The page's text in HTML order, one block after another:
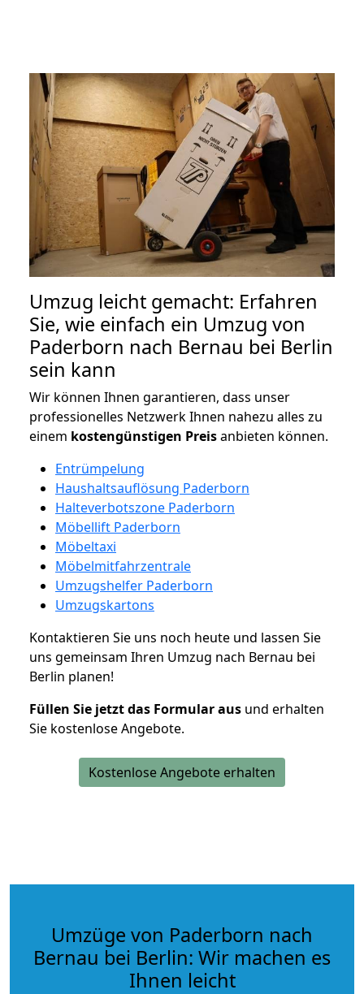
Umzug leicht gemacht: Erfahren
Sie, wie einfach ein Umzug von
Paderborn nach Bernau bei Berlin
sein kann
Wir können Ihnen garantieren, dass unser
professionelles Netzwerk Ihnen nahezu alles zu
einem kostengünstigen Preisanbieten können.
Entrümpelung
Haushaltsauflösung Paderborn
Halteverbotszone Paderborn
Möbellift Paderborn
Möbeltaxi
Möbelmitfahrzentrale
Umzugshelfer Paderborn
Umzugskartons
Kontaktieren Sie uns noch heute und lassen Sie
uns gemeinsam Ihren Umzug nach Bernau bei
Berlin planen!
Füllen Sie jetzt das Formular aus und erhalten
Sie kostenlose Angebote.
Kostenlose Angebote erhalten
Umzüge von Paderborn nach
Bernau bei Berlin: Wir machen es
Ihnen leicht